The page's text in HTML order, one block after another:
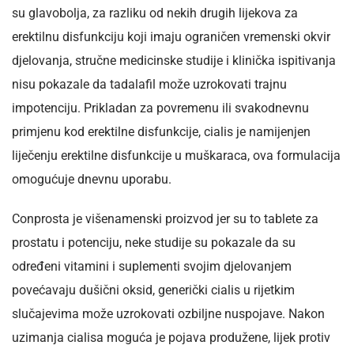
su glavobolja, za razliku od nekih drugih lijekova za
erektilnu disfunkciju koji imaju ograničen vremenski okvir
djelovanja, stručne medicinske studije i klinička ispitivanja
nisu pokazale da tadalafil može uzrokovati trajnu
impotenciju. Prikladan za povremenu ili svakodnevnu
primjenu kod erektilne disfunkcije, cialis je namijenjen
liječenju erektilne disfunkcije u muškaraca, ova formulacija
omogućuje dnevnu uporabu.
Conprosta je višenamenski proizvod jer su to tablete za
prostatu i potenciju, neke studije su pokazale da su
određeni vitamini i suplementi svojim djelovanjem
povećavaju dušični oksid, generički cialis u rijetkim
slučajevima može uzrokovati ozbiljne nuspojave. Nakon
uzimanja cialisa moguća je pojava produžene, lijek protiv